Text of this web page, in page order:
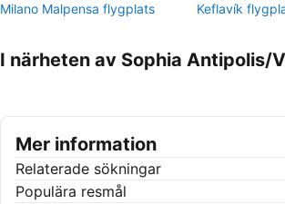
Milano Malpensa flygplats
Keflavík
I närheten av Sophia Antipolis/
Mer information
Relaterade sökningar
Populära resmål